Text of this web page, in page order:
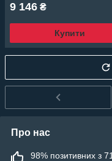
9 146 ₴
Купити
Про нас
98% позитивних з